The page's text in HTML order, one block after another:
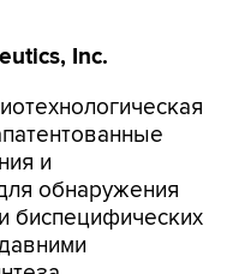
, Inc.
и
обнаружения
биспецифических